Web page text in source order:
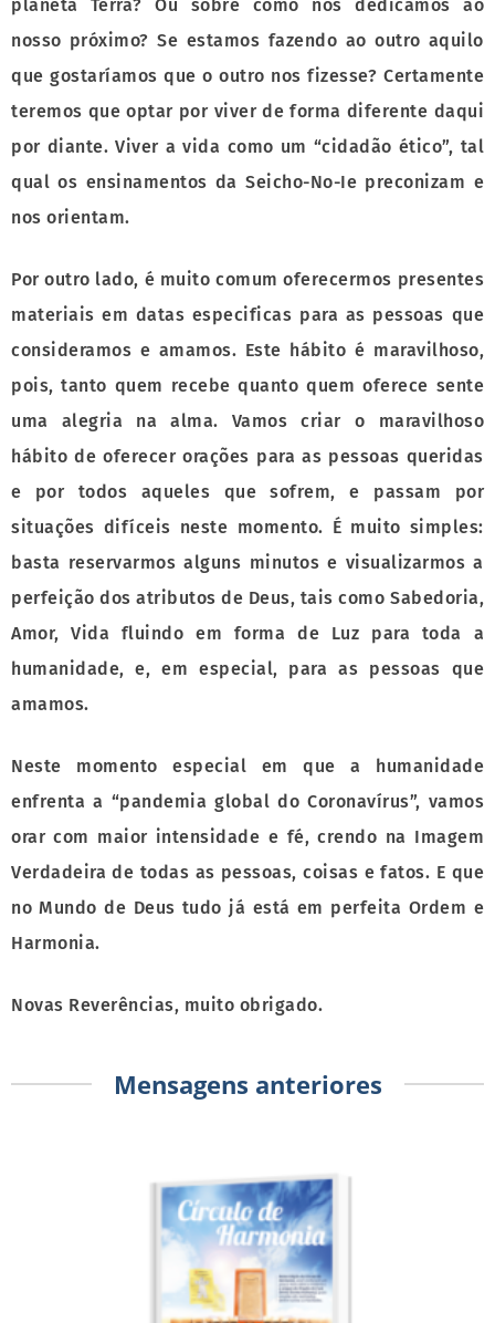
planeta Terra? Ou sobre como nos dedicamos ao
nosso próximo? Se estamos fazendo ao outro aquilo
que gostaríamos que o outro nos fizesse? Certamente
teremos que optar por viver de forma diferente daqui
por diante. Viver a vida como um “cidadão ético”, tal
qual os ensinamentos da Seicho-No-Ie preconizam e
nos orientam.
Por outro lado, é muito comum oferecermos presentes
materiais em datas especificas para as pessoas que
consideramos e amamos. Este hábito é maravilhoso,
pois, tanto quem recebe quanto quem oferece sente
uma alegria na alma. Vamos criar o maravilhoso
hábito de oferecer orações para as pessoas queridas
e por todos aqueles que sofrem, e passam por
situações difíceis neste momento. É muito simples:
basta reservarmos alguns minutos e visualizarmos a
perfeição dos atributos de Deus, tais como Sabedoria,
Amor, Vida fluindo em forma de Luz para toda a
humanidade, e, em especial, para as pessoas que
amamos.
Neste momento especial em que a humanidade
enfrenta a “pandemia global do Coronavírus”, vamos
orar com maior intensidade e fé, crendo na Imagem
Verdadeira de todas as pessoas, coisas e fatos. E que
no Mundo de Deus tudo já está em perfeita Ordem e
Harmonia.
Novas Reverências, muito obrigado.
Mensagens anteriores